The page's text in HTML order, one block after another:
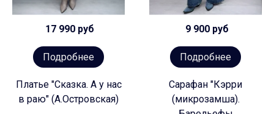
17 990 руб
Подробнее
Платье "Сказка. А у нас
в раю" (А.Островская)
9 900 руб
Подробнее
Сарафан "Кэрри
(микрозамша).